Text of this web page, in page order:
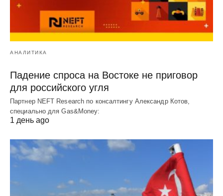
АНАЛИТИКА
Падение спроса на Востоке не приговор
для российского угля
Партнер NEFT Research по консалтингу Александр Котов,
специально для Gas&Money:
1 день ago